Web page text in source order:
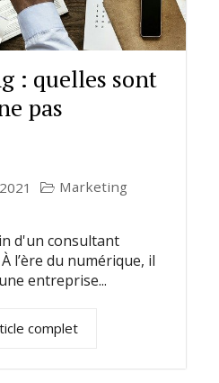
: quelles sont
pas
Marketing
d'un consultant
l’ère du numérique, il
entreprise...
complet